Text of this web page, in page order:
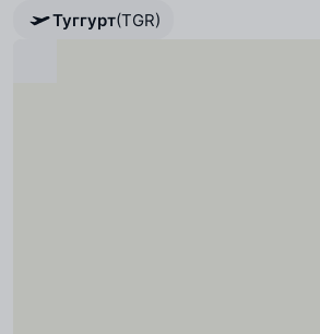
Туггурт(TGR)